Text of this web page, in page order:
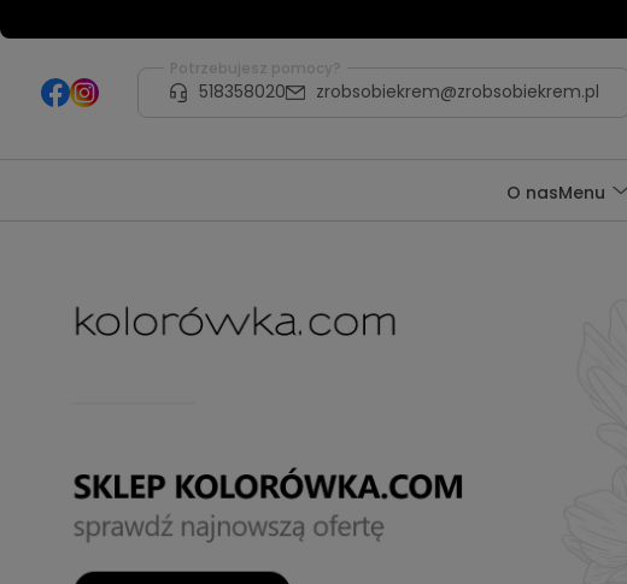
Potrzebujesz pomocy?
518358020 zrobsobiekrem@zrobsobiekrem.pl
O nasMenu